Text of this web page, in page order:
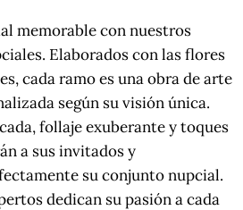
memorable con nuestros
Elaborados con las flores
cada ramo es una obra de arte
según su visión única.
follaje exuberante y toques
a sus invitados y
su conjunto nupcial.
dedican su pasión a cada